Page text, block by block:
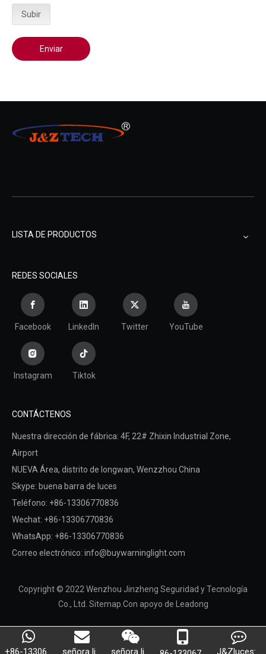
Subir
Enviar
LISTA DE PRODUCTOS
REDES SOCIALES
Facebook LinkedIn Twitter YouTube
Instagram Tiktok
CONTÁCTENOS
Nuestra dirección de fábrica: 4F, ​​22# Zhixin Industrial Zone,
Airport
NUEVA Área, distrito de longwan, Wenzzhou China
Skype: buena barra de luces
Teléfono: +86-13306770836
Wechat: +86-13306770836
WhatsApp: +86-13306770836
Correo electrónico: info@buywarninglight.com
Copyright © 2022 Wenzhou Jinzheng Seguridad y Tecnología
Co., Ltd. Sitemap .Con apoyo de Leadong
+86-13306... señora li... señora li... J&Zluces:...